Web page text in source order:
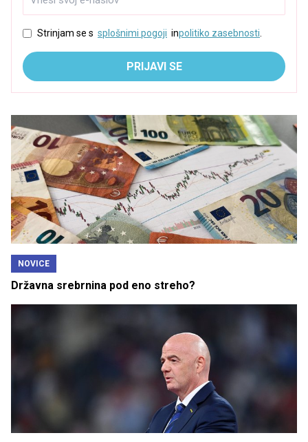
Strinjam se s splošnimi pogoji inpolitiko zasebnosti
PRIJAVI SE
NOVICE
Državna srebrnina pod eno streho?